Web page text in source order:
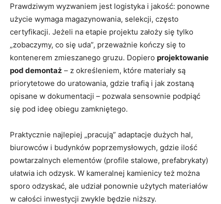
Prawdziwym wyzwaniem jest logistyka i jakość: ponowne
użycie wymaga magazynowania, selekcji, często
certyfikacji. Jeżeli na etapie projektu założy się tylko
„zobaczymy, co się uda”, przeważnie kończy się to
kontenerem zmieszanego gruzu. Dopiero projektowanie
pod demontaż – z określeniem, które materiały są
priorytetowe do uratowania, gdzie trafią i jak zostaną
opisane w dokumentacji – pozwala sensownie podpiąć
się pod ideę obiegu zamkniętego.
Praktycznie najlepiej „pracują” adaptacje dużych hal,
biurowców i budynków poprzemysłowych, gdzie ilość
powtarzalnych elementów (profile stalowe, prefabrykaty)
ułatwia ich odzysk. W kameralnej kamienicy też można
sporo odzyskać, ale udział ponownie użytych materiałów
w całości inwestycji zwykle będzie niższy.